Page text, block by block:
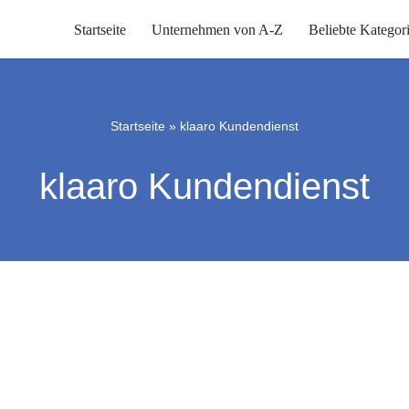
Startseite Unternehmen von A-Z Beliebte
Startseite » klaaro Kundendienst
klaaro Kundendienst